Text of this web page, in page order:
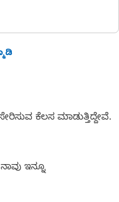
ಕೆಲಸ ಮಾಡುತ್ತಿದ್ದೇವೆ.
ಇನ್ನೂ